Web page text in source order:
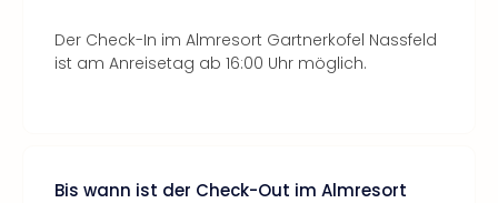
Der Check-In im Almresort Gartnerkofel Nassfeld
ist am Anreisetag ab 16:00 Uhr möglich.
Bis wann ist der Check-Out im Almresort